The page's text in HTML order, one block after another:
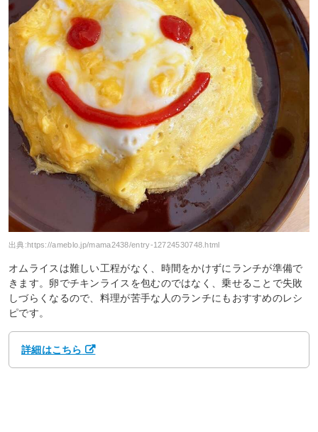
出典:https://ameblo.jp/mama2438/entry-12724530748.html
オムライスは難しい工程がなく、時間をかけずにランチが準備で
きます。卵でチキンライスを包むのではなく、乗せることで失敗
しづらくなるので、料理が苦手な人のランチにもおすすめのレシ
ピです。
詳細はこちら